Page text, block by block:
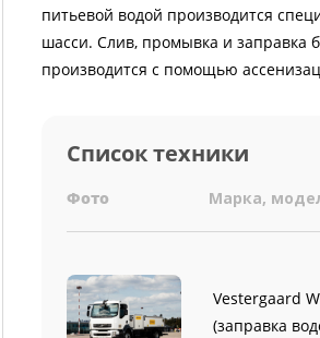
питьевой водой производится
шасси. Слив, промывка и заправка
производится с помощью
Список техники
Фото Марка,
Vestergaard
(заправка